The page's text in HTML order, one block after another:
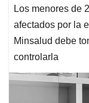
Los menores de
afectados por la
Minsalud debe
controlarla